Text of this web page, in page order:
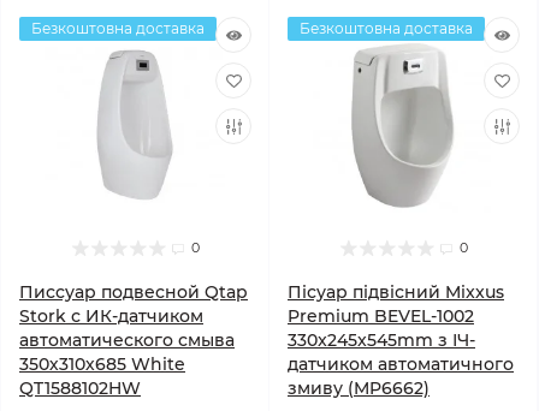
Безкоштовна доставка
0
Писсуар подвесной Qtap
Stork с ИК-датчиком
автоматического смыва
350х310х685 White
QT1588102HW
Безкоштовна доставка
0
Пісуар підвісний Mixxus
Premium BEVEL-1002
330x245x545mm з ІЧ-
датчиком автоматичного
змиву (MP6662)